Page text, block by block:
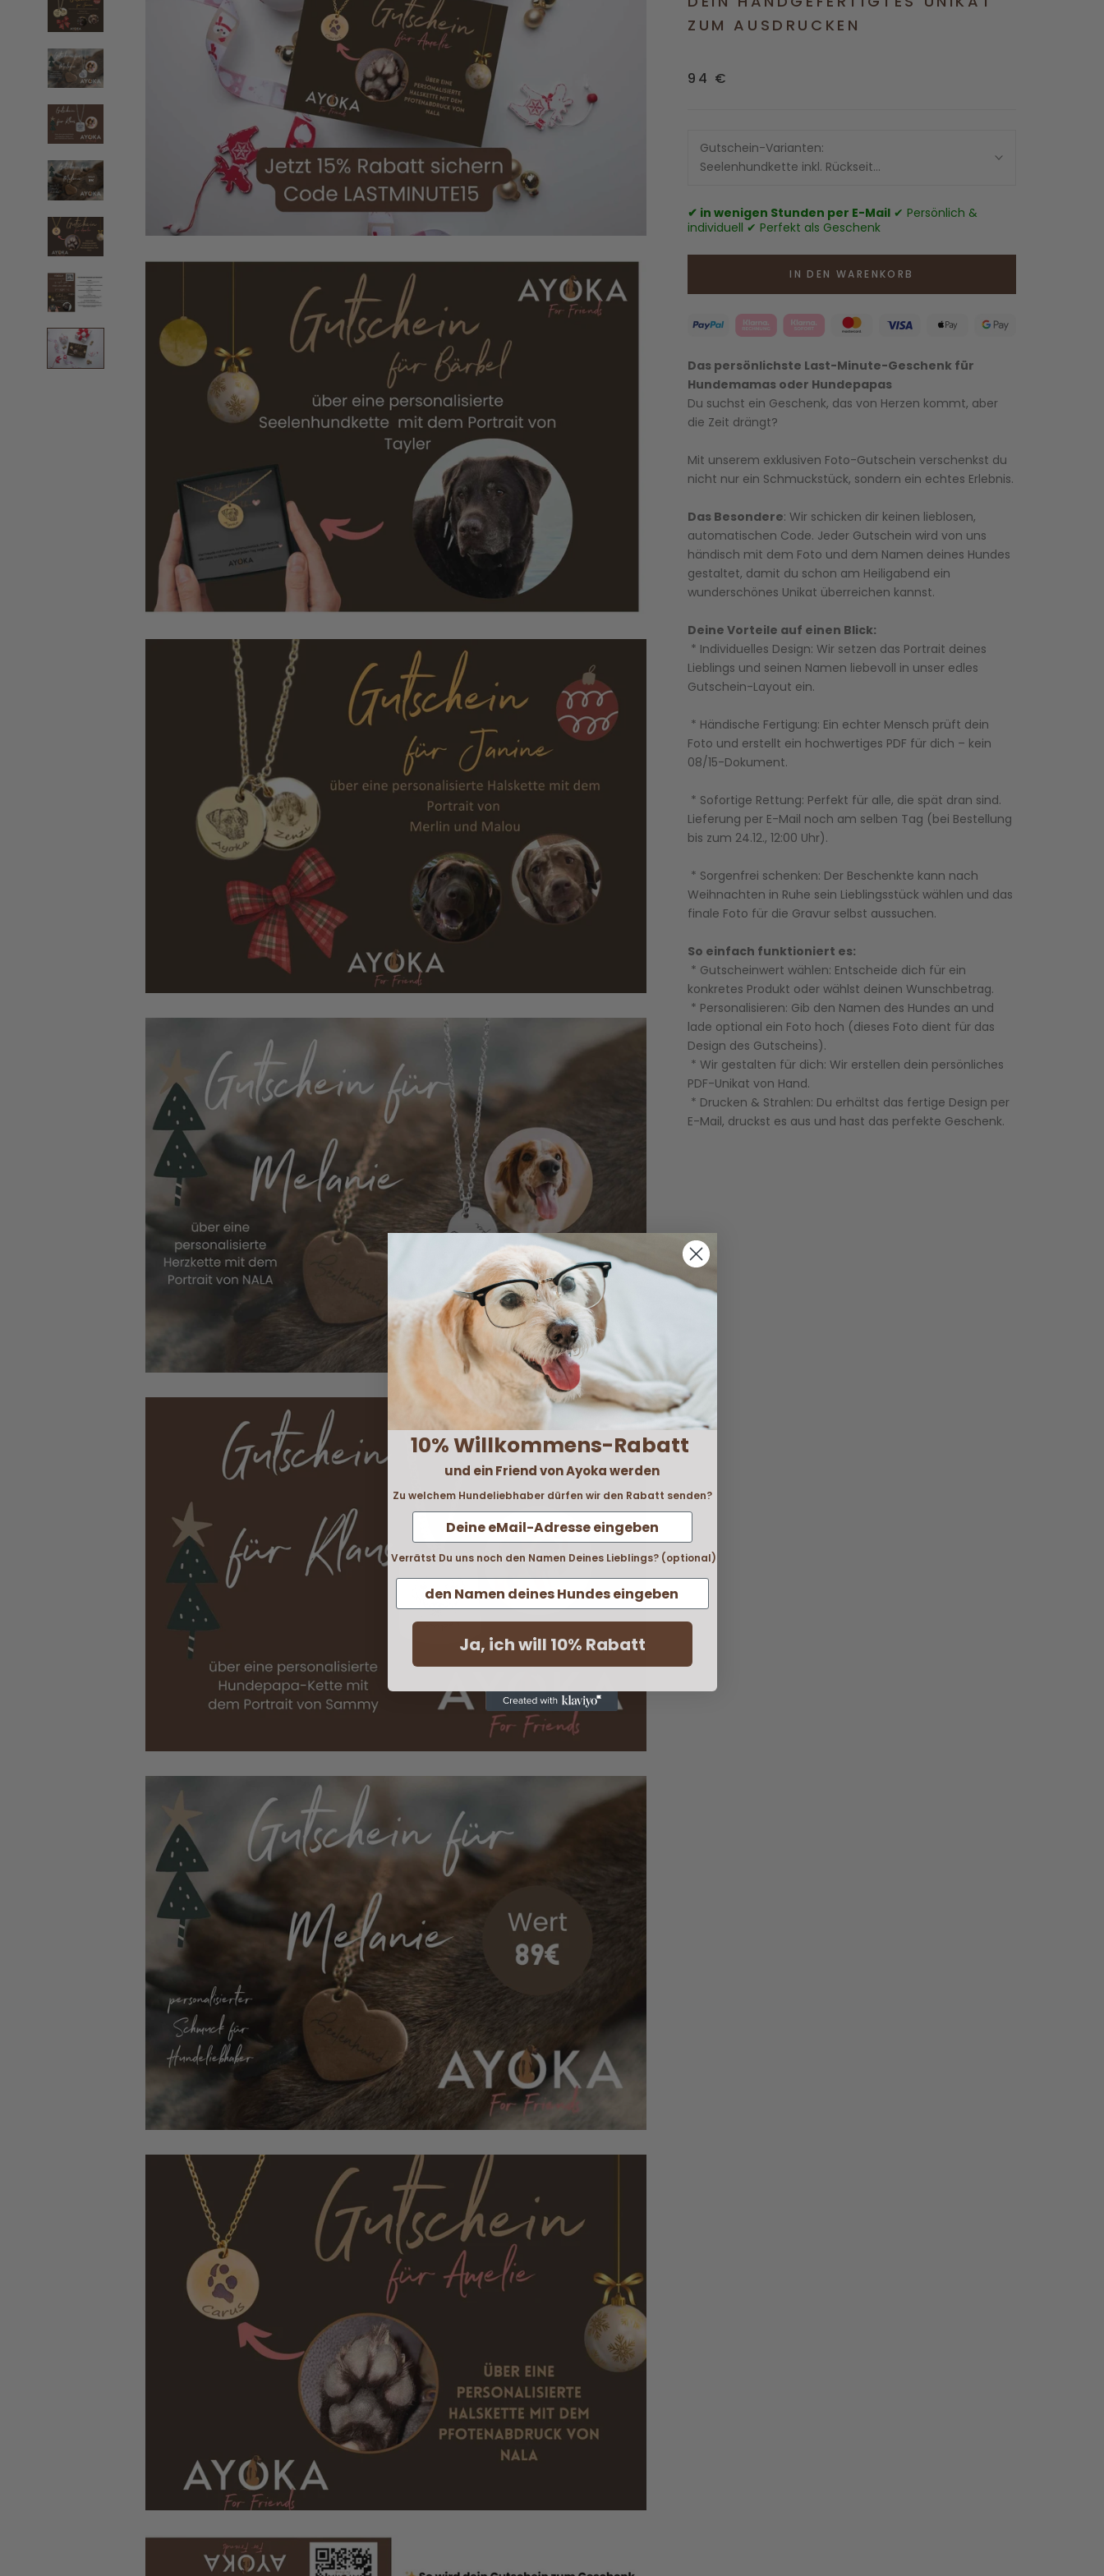
ZUM AUSDRUCKEN
94 €
Gutschein-Varianten:
Seelenhundkette inkl. Rückseitengravur
✔ in wenigen Stunden per E-Mail ✔ Persönlich &
individuell ✔ Perfekt als Geschenk
IN DEN WARENKORB
Das persönlichste Last-Minute-Geschenk für
Hundemamas oder Hundepapas
Du suchst ein Geschenk, das von Herzen kommt, aber
die Zeit drängt?
Mit unserem exklusiven Foto-Gutschein verschenkst du
nicht nur ein Schmuckstück, sondern ein echtes Erlebnis.
Das Besondere: Wir schicken dir keinen lieblosen,
automatischen Code. Jeder Gutschein wird von uns
händisch mit dem Foto und dem Namen deines Hundes
gestaltet, damit du schon am Heiligabend ein
wunderschönes Unikat überreichen kannst.
Deine Vorteile auf einen Blick:
* Individuelles Design: Wir setzen das Portrait deines
Lieblings und seinen Namen liebevoll in unser edles
Gutschein-Layout ein.
* Händische Fertigung: Ein echter Mensch prüft dein
Foto und erstellt ein hochwertiges PDF für dich – kein
08/15-Dokument.
* Sofortige Rettung: Perfekt für alle, die spät dran sind.
Lieferung per E-Mail noch am selben Tag (bei Bestellung
bis zum 24.12., 12:00 Uhr).
* Sorgenfrei schenken: Der Beschenkte kann nach
Weihnachten in Ruhe sein Lieblingsstück wählen und das
finale Foto für die Gravur selbst aussuchen.
So einfach funktioniert es:
* Gutscheinwert wählen: Entscheide dich für ein
konkretes Produkt oder wählst deinen Wunschbetrag.
* Personalisieren: Gib den Namen des Hundes an und
lade optional ein Foto hoch (dieses Foto dient für das
Design des Gutscheins).
* Wir gestalten für dich: Wir erstellen dein persönliches
PDF-Unikat von Hand.
* Drucken & Strahlen: Du erhältst das fertige Design per
E-Mail, druckst es aus und hast das perfekte Geschenk.
10% Willkommens-Rabatt
und ein Friend von Ayoka werden
Zu welchem Hundeliebhaber dürfen wir den Rabatt senden?
Verrätst Du uns noch den Namen Deines Lieblings? (optional)
Ja, ich will 10% Rabatt